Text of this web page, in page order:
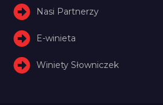
Nasi Partnerzy
E-winieta
Winiety Słowniczek